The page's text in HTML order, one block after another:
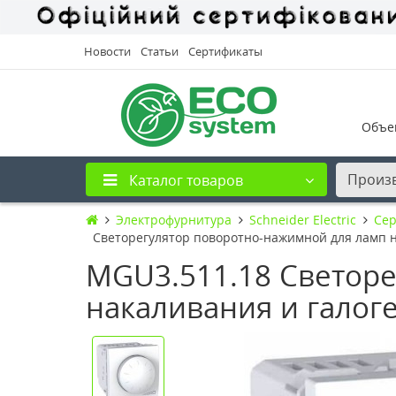
Новости Статьи Сертификаты
Каталог товаров
Электрофурнитура Schneider Electric
Светорегулятор поворотно-нажимной для ламп
MGU3.511.18
накаливания и